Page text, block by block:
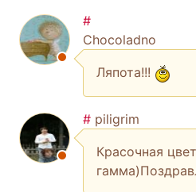
#
Chocoladno
Ляпота!!!
# piligrim
Красочная